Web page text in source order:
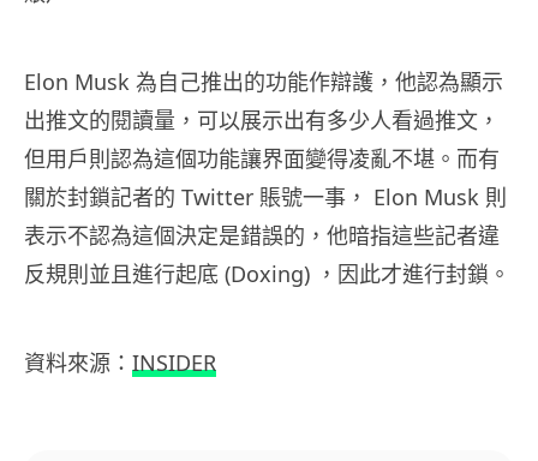
Elon Musk 為自己推出的功能作辯護，他認為顯示
出推文的閱讀量，可以展示出有多少人看過推文，
但用戶則認為這個功能讓界面變得凌亂不堪。而有
關於封鎖記者的 Twitter 賬號一事， Elon Musk 則
表示不認為這個決定是錯誤的，他暗指這些記者違
反規則並且進行起底 (Doxing) ，因此才進行封鎖。
資料來源： INSIDER